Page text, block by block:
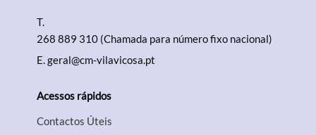
T.
268 889 310 (Chamada para número fixo nacional)
E.geral@cm-vilavicosa.pt
Acessos rápidos
Contactos Úteis